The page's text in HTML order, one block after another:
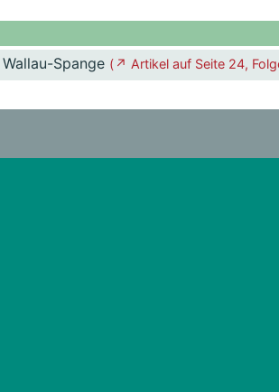
Spange ( ↗ Artikel auf Seite 24,